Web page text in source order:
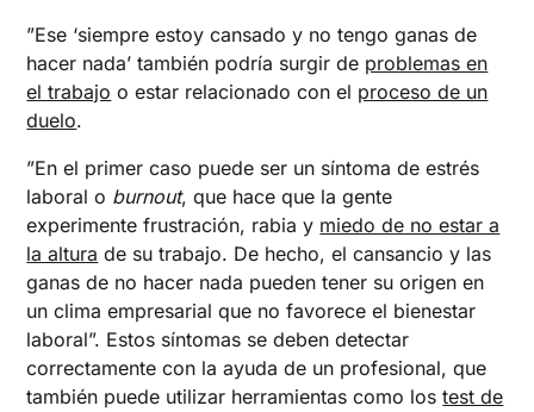
”Ese ‘siempre estoy cansado y no tengo ganas de
hacer nada’ también podría surgir de problemas en
el trabajo o estar relacionado con el proceso de un
duelo.
”En el primer caso puede ser un síntoma de estrés
laboral o burnout, que hace que la gente
experimente frustración, rabia y miedo de no estar a
la altura de su trabajo. De hecho, el cansancio y las
ganas de no hacer nada pueden tener su origen en
un clima empresarial que no favorece el bienestar
laboral”. Estos síntomas se deben detectar
correctamente con la ayuda de un profesional, que
también puede utilizar herramientas como lostest de